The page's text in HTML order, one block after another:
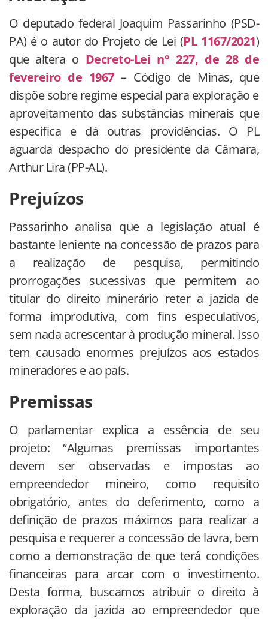
O deputado federal Joaquim Passarinho (PSD-
PA) é o autor do Projeto de Lei (PL 1167/2021)
que altera o Decreto-Lei n° 227, de 28 de
fevereiro de 1967– Código de Minas, que
dispõe sobre regime especial para exploração e
aproveitamento das substâncias minerais que
especifica e dá outras providências. O PL
aguarda despacho do presidente da Câmara,
Arthur Lira (PP-AL).
Prejuízos
Passarinho analisa que a legislação atual é
bastante leniente na concessão de prazos para
a realização de pesquisa, permitindo
prorrogações sucessivas que permitem ao
titular do direito minerário reter a jazida de
forma improdutiva, com fins especulativos,
sem nada acrescentar à produção mineral. Isso
tem causado enormes prejuízos aos estados
mineradores e ao país.
Premissas
O parlamentar explica a essência de seu
projeto: “Algumas premissas importantes
devem ser observadas e impostas ao
empreendedor mineiro, como requisito
obrigatório, antes do deferimento, como a
definição de prazos máximos para realizar a
pesquisa e requerer a concessão de lavra, bem
como a demonstração de que terá́ condições
financeiras para arcar com o investimento.
Desta forma, buscamos atribuir o direito à
exploração da jazida ao empreendedor que